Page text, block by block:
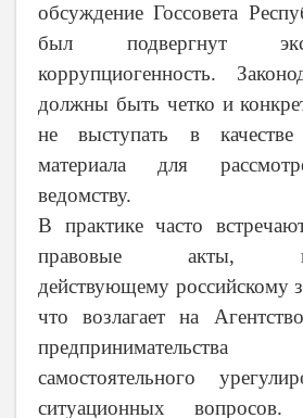
обсуждение Госсовета
был подвергнут
коррупциогенность.
должны быть четко и
не выступать в качестве
материала для
ведомству.
В практике часто
правовые акты,
действующему российскому
что возлагает на
самостоятельного
ситуационных